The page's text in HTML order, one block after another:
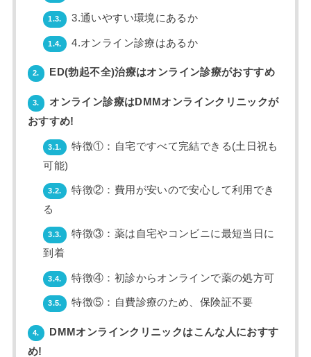
1.3. 3.通いやすい環境にあるか
1.4. 4.オンライン診療はあるか
2. ED(勃起不全)治療はオンライン診療がおすすめ
3.
オンライン診療はDMMオンラインクリニックが
おすすめ!
3.1.
特徴①：自宅ですべて完結できる(土日祝も
可能)
3.2.
特徴②：費用が安いので安心して利用でき
る
3.3.
特徴③：薬は自宅やコンビニに最短当日に
到着
3.4. 特徴④：初診からオンラインで薬の処方可
3.5. 特徴⑤：自費診療のため、保険証不要
4.
DMMオンラインクリニックはこんな人におすす
め!